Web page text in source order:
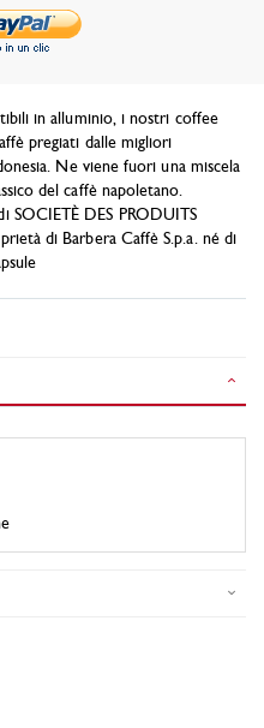
in alluminio, i nostri coffee
pregiati dalle migliori
Ne viene fuori una miscela
del caffè napoletano.
SOCIETÈ DES PRODUITS
di Barbera Caffè S.p.a. né di